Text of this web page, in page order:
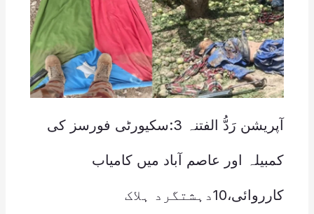
آپریشن رَدُّ الفتنہ 3:سکیورٹی فورسز کی
کمبیلہ اور عاصم آباد میں کامیاب
کارروائی،10دہشتگرد ہلاک